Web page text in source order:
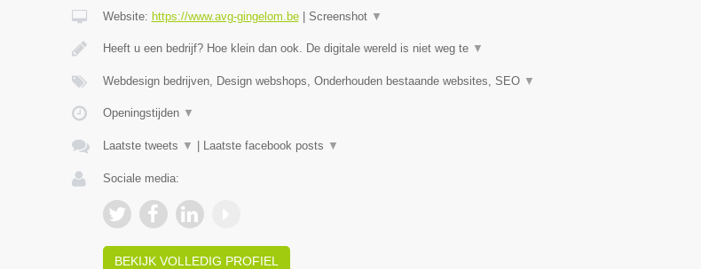
Website: https://www.avg-gingelom.be| Screenshot ▼
Heeft u een bedrijf? Hoe klein dan ook. De digitale wereld is niet weg te ▼
Webdesign bedrijven, Design webshops, Onderhouden bestaande websites, SEO ▼
Openingstijden ▼
Laatste tweets ▼ Laatste facebook posts ▼
Sociale media:
BEKIJK VOLLEDIG PROFIEL